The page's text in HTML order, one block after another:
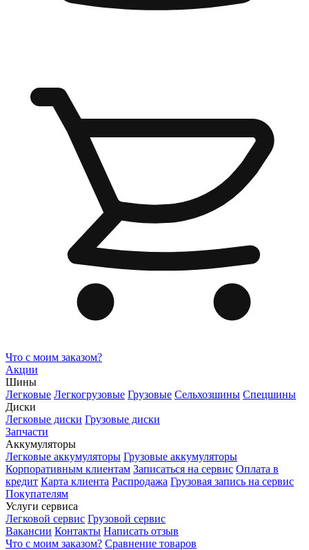
Что с моим заказом?
Акции
Шины
Легковые Легкогрузовые Грузовые Сельхозшины Спецшины
Диски
Легковые диски Грузовые диски
Запчасти
Аккумуляторы
Легковые аккумуляторы Грузовые аккумуляторы
Корпоративным клиентам Записаться на сервис Оплата в
кредит Карта клиента Распродажа Грузовая запись на сервис
Покупателям
Услуги сервиса
Легковой сервис Грузовой сервис
Вакансии Контакты Написать отзыв
Что с моим заказом? Сравнение товаров